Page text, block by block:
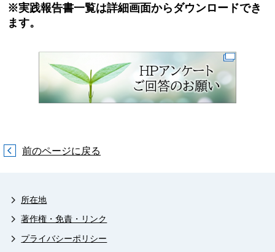
※実践報告書一覧は詳細画面からダウンロードでき
ます。
前のページに戻る
所在地
著作権・免責・リンク
プライバシーポリシー